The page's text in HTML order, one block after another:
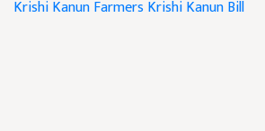
Krishi KanunFarmers Krishi Kanun Bill